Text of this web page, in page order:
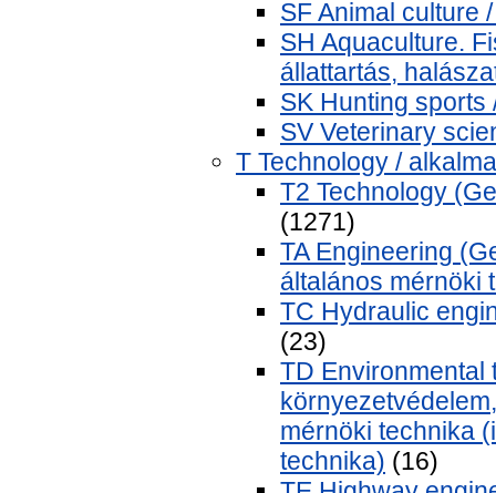
SF Animal culture
SH Aquaculture.
állattartás,
SK Hunting
SV Veterinary
T Technology /
T2 Technology
(1271)
TA Engineering
általános mérnöki
TC Hydraulic
(23)
TD Environmental
mérnöki technika
technika) (16)